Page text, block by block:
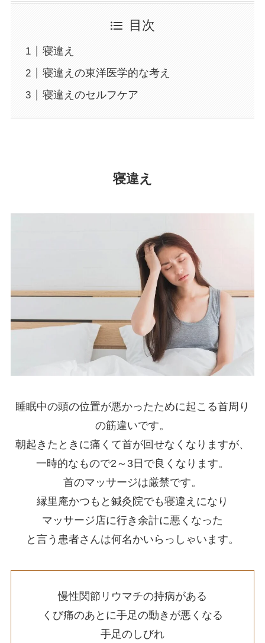
目次
寝違え
寝違えの東洋医学的な考え
寝違えのセルフケア
寝違え
睡眠中の頭の位置が悪かったために起こる首周り
の筋違いです。
朝起きたときに痛くて首が回せなくなりますが、
一時的なもので2～3日で良くなります。
首のマッサージは厳禁です。
縁里庵かつもと鍼灸院でも寝違えになり
マッサージ店に行き余計に悪くなった
と言う患者さんは何名かいらっしゃいます。
慢性関節リウマチの持病がある
くび痛のあとに手足の動きが悪くなる
手足のしびれ